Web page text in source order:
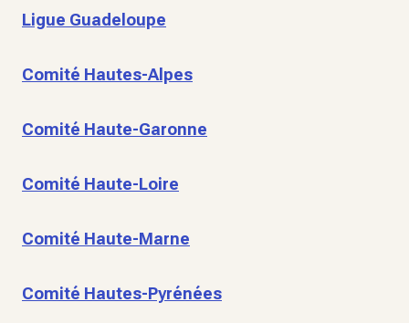
Ligue Guadeloupe
Comité Hautes-Alpes
Comité Haute-Garonne
Comité Haute-Loire
Comité Haute-Marne
Comité Hautes-Pyrénées